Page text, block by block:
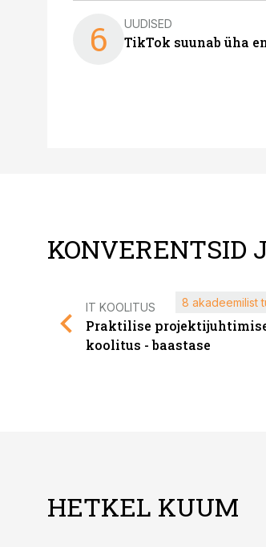
6 UUDISED
TikTok suunab üha
KONVERENTSID
IT KOOLITUS
Praktilise
koolitus - baastase
8 akadeemilist
HETKEL KUUM